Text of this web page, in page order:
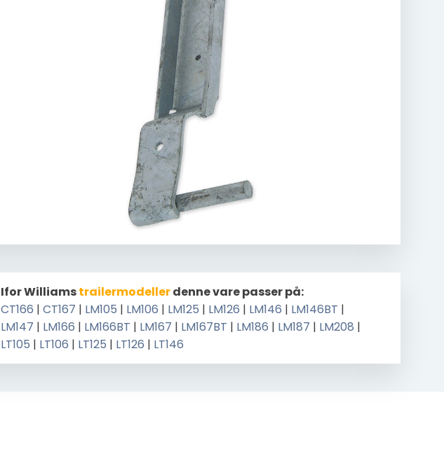
Ifor Williamstrailermodellerdenne vare passer på:
CT166 | CT167 | LM105 | LM106 | LM125 | LM126 | LM146 | LM146BT |
LM147 | LM166 | LM166BT | LM167 | LM167BT | LM186 | LM187 | LM208 |
LT105 | LT106 | LT125 | LT126 | LT146